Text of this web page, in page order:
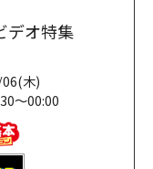
デオ特集
木)
～00:00